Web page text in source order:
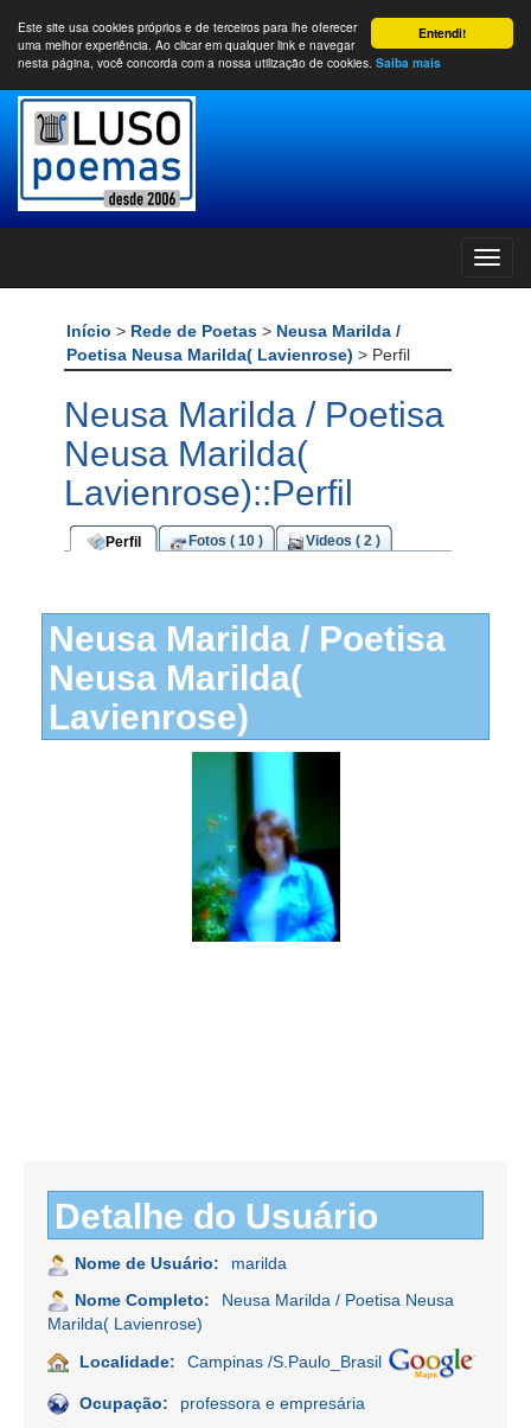
Entendi!
Este site usa cookies próprios e de terceiros para lhe oferecer
uma melhor experiência. Ao clicar em qualquer link e navegar
nesta página, você concorda com a nossa utilização de cookies. Saiba mais
Início > Rede de Poetas > Neusa Marilda /
Poetisa Neusa Marilda( Lavienrose) > Perfil
Neusa Marilda / Poetisa
Neusa Marilda(
Lavienrose)::Perfil
Perfil Fotos ( 10 ) Videos ( 2 )
Neusa Marilda / Poetisa
Neusa Marilda(
Lavienrose)
Detalhe do Usuário
Nome de Usuário:
marilda
Nome Completo:
Neusa Marilda / Poetisa Neusa
Marilda( Lavienrose)
Localidade: Campinas /S.Paulo_Brasil
Ocupação:
professora e empresária